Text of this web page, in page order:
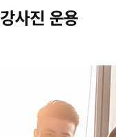
사진 운용